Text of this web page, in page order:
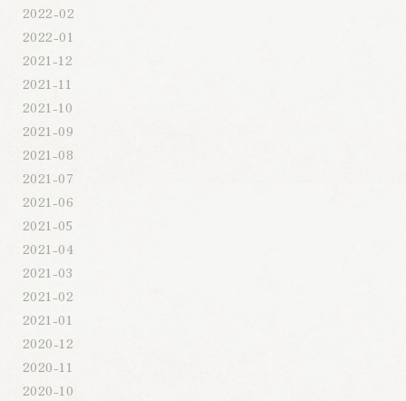
2022-02
2022-01
2021-12
2021-11
2021-10
2021-09
2021-08
2021-07
2021-06
2021-05
2021-04
2021-03
2021-02
2021-01
2020-12
2020-11
2020-10